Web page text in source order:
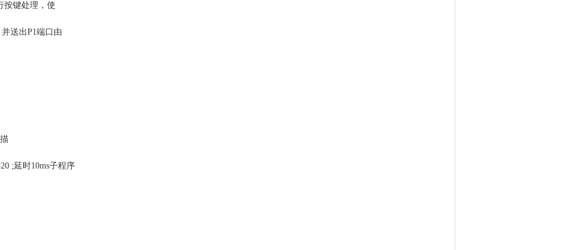
按键处理，使
送出P1端口由
;延时10ms子程序